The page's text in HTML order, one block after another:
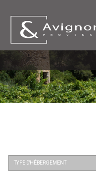
TYPE D'HÉBERGEMENT